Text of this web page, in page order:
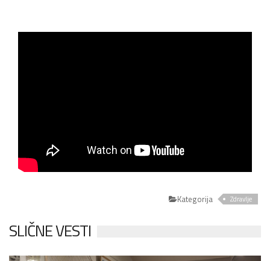
Kategorija Zdravlje
SLIČNE VESTI